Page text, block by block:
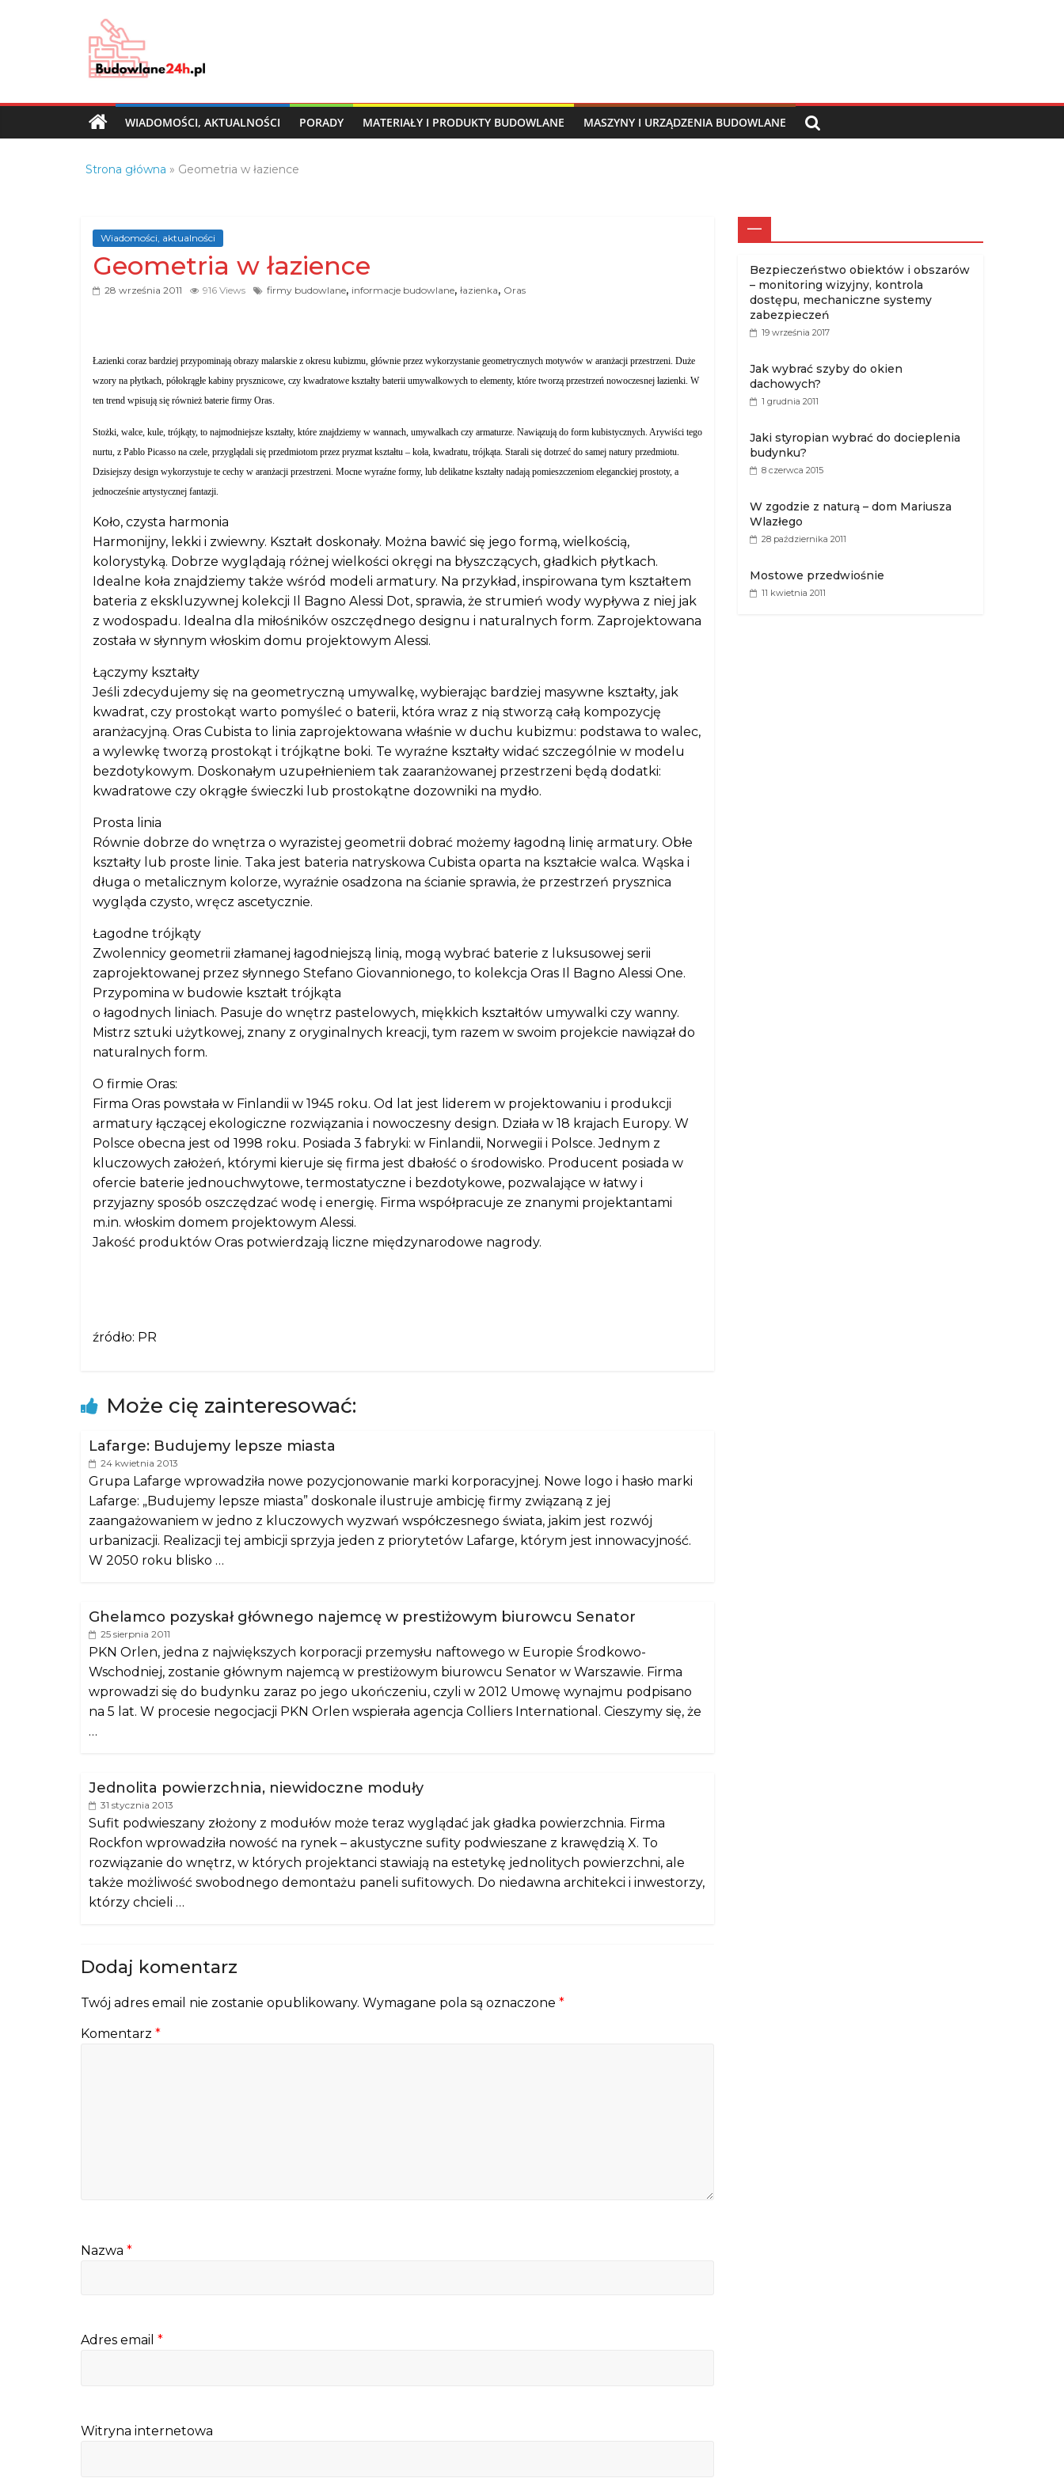
Budowlane24h.pl
portal
budowlany
Porady
branży
budowlanej
WIADOMOŚCI, AKTUALNOŚCI PORADY MATERIAŁY I PRODUKTY BUDOWLANE MASZYNY I URZĄDZENIA BUDOWLANE
Strona główna » Geometria w łazience
Wiadomości, aktualności
Geometria w łazience
28 września 2011 916 Views firmy budowlane, informacje budowlane, łazienka, Oras
Łazienki coraz bardziej przypominają obrazy malarskie z okresu kubizmu, głównie przez wykorzystanie geometrycznych motywów w aranżacji przestrzeni. Duże
wzory na płytkach, półokrągłe kabiny prysznicowe, czy kwadratowe kształty baterii umywalkowych to elementy, które tworzą przestrzeń nowoczesnej łazienki. W
ten trend wpisują się również baterie firmy Oras.
Stożki, walce, kule, trójkąty, to najmodniejsze kształty, które znajdziemy w wannach, umywalkach czy armaturze. Nawiązują do form kubistycznych. Arywiści tego
nurtu, z Pablo Picasso na czele, przyglądali się przedmiotom przez pryzmat kształtu – koła, kwadratu, trójkąta. Starali się dotrzeć do samej natury przedmiotu.
Dzisiejszy design wykorzystuje te cechy w aranżacji przestrzeni. Mocne wyraźne formy, lub delikatne kształty nadają pomieszczeniom eleganckiej prostoty, a
jednocześnie artystycznej fantazji.
Koło, czysta harmonia
Harmonijny, lekki i zwiewny. Kształt doskonały. Można bawić się jego formą, wielkością,
kolorystyką. Dobrze wyglądają różnej wielkości okręgi na błyszczących, gładkich płytkach.
Idealne koła znajdziemy także wśród modeli armatury. Na przykład, inspirowana tym kształtem
bateria z ekskluzywnej kolekcji Il Bagno Alessi Dot, sprawia, że strumień wody wypływa z niej jak
z wodospadu. Idealna dla miłośników oszczędnego designu i naturalnych form. Zaprojektowana
została w słynnym włoskim domu projektowym Alessi.
Łączymy kształty
Jeśli zdecydujemy się na geometryczną umywalkę, wybierając bardziej masywne kształty, jak
kwadrat, czy prostokąt warto pomyśleć o baterii, która wraz z nią stworzą całą kompozycję
aranżacyjną. Oras Cubista to linia zaprojektowana właśnie w duchu kubizmu: podstawa to walec,
a wylewkę tworzą prostokąt i trójkątne boki. Te wyraźne kształty widać szczególnie w modelu
bezdotykowym. Doskonałym uzupełnieniem tak zaaranżowanej przestrzeni będą dodatki:
kwadratowe czy okrągłe świeczki lub prostokątne dozowniki na mydło.
Prosta linia
Równie dobrze do wnętrza o wyrazistej geometrii dobrać możemy łagodną linię armatury. Obłe
kształty lub proste linie. Taka jest bateria natryskowa Cubista oparta na kształcie walca. Wąska i
długa o metalicznym kolorze, wyraźnie osadzona na ścianie sprawia, że przestrzeń prysznica
wygląda czysto, wręcz ascetycznie.
Łagodne trójkąty
Zwolennicy geometrii złamanej łagodniejszą linią, mogą wybrać baterie z luksusowej serii
zaprojektowanej przez słynnego Stefano Giovannionego, to kolekcja Oras Il Bagno Alessi One.
Przypomina w budowie kształt trójkąta
o łagodnych liniach. Pasuje do wnętrz pastelowych, miękkich kształtów umywalki czy wanny.
Mistrz sztuki użytkowej, znany z oryginalnych kreacji, tym razem w swoim projekcie nawiązał do
naturalnych form.
O firmie Oras:
Firma Oras powstała w Finlandii w 1945 roku. Od lat jest liderem w projektowaniu i produkcji
armatury łączącej ekologiczne rozwiązania i nowoczesny design. Działa w 18 krajach Europy. W
Polsce obecna jest od 1998 roku. Posiada 3 fabryki: w Finlandii, Norwegii i Polsce. Jednym z
kluczowych założeń, którymi kieruje się firma jest dbałość o środowisko. Producent posiada w
ofercie baterie jednouchwytowe, termostatyczne i bezdotykowe, pozwalające w łatwy i
przyjazny sposób oszczędzać wodę i energię. Firma współpracuje ze znanymi projektantami
m.in. włoskim domem projektowym Alessi.
Jakość produktów Oras potwierdzają liczne międzynarodowe nagrody.
źródło: PR
Może cię zainteresować:
Lafarge: Budujemy lepsze miasta
24 kwietnia 2013
Grupa Lafarge wprowadziła nowe pozycjonowanie marki korporacyjnej. Nowe logo i hasło marki
Lafarge: „Budujemy lepsze miasta” doskonale ilustruje ambicję firmy związaną z jej
zaangażowaniem w jedno z kluczowych wyzwań współczesnego świata, jakim jest rozwój
urbanizacji. Realizacji tej ambicji sprzyja jeden z priorytetów Lafarge, którym jest innowacyjność.
W 2050 roku blisko …
Ghelamco pozyskał głównego najemcę w prestiżowym biurowcu Senator
25 sierpnia 2011
PKN Orlen, jedna z największych korporacji przemysłu naftowego w Europie Środkowo-
Wschodniej, zostanie głównym najemcą w prestiżowym biurowcu Senator w Warszawie. Firma
wprowadzi się do budynku zaraz po jego ukończeniu, czyli w 2012 Umowę wynajmu podpisano
na 5 lat. W procesie negocjacji PKN Orlen wspierała agencja Colliers International. Cieszymy się, że
…
Jednolita powierzchnia, niewidoczne moduły
31 stycznia 2013
Sufit podwieszany złożony z modułów może teraz wyglądać jak gładka powierzchnia. Firma
Rockfon wprowadziła nowość na rynek – akustyczne sufity podwieszane z krawędzią X. To
rozwiązanie do wnętrz, w których projektanci stawiają na estetykę jednolitych powierzchni, ale
także możliwość swobodnego demontażu paneli sufitowych. Do niedawna architekci i inwestorzy,
którzy chcieli …
Dodaj komentarz
Twój adres email nie zostanie opublikowany. Wymagane pola są oznaczone *
Komentarz *
Nazwa *
Adres email *
Witryna internetowa
—
Bezpieczeństwo obiektów i obszarów
– monitoring wizyjny, kontrola
dostępu, mechaniczne systemy
zabezpieczeń
19 września 2017
Jak wybrać szyby do okien
dachowych?
1 grudnia 2011
Jaki styropian wybrać do docieplenia
budynku?
8 czerwca 2015
W zgodzie z naturą – dom Mariusza
Wlazłego
28 października 2011
Mostowe przedwiośnie
11 kwietnia 2011